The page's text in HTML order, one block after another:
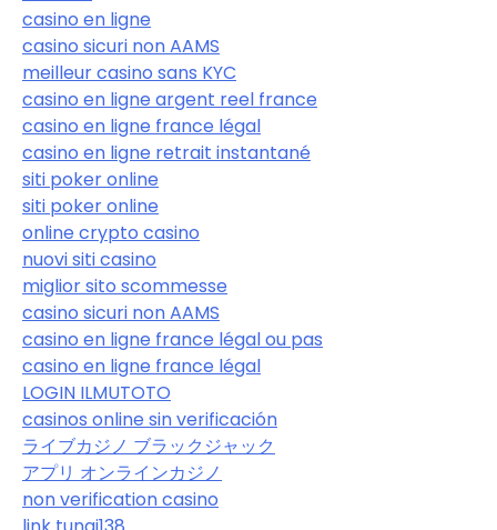
casino en ligne
casino sicuri non AAMS
meilleur casino sans KYC
casino en ligne argent reel france
casino en ligne france légal
casino en ligne retrait instantané
siti poker online
siti poker online
online crypto casino
nuovi siti casino
miglior sito scommesse
casino sicuri non AAMS
casino en ligne france légal ou pas
casino en ligne france légal
LOGIN ILMUTOTO
casinos online sin verificación
ライブカジノ ブラックジャック
アプリ オンラインカジノ
non verification casino